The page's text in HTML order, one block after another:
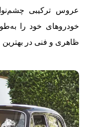
عروس ترکیبی
خودروهای خود را
ظاهری و فنی در